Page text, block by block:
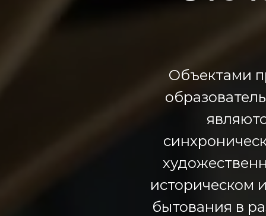
Объектами
историческом
бытования в